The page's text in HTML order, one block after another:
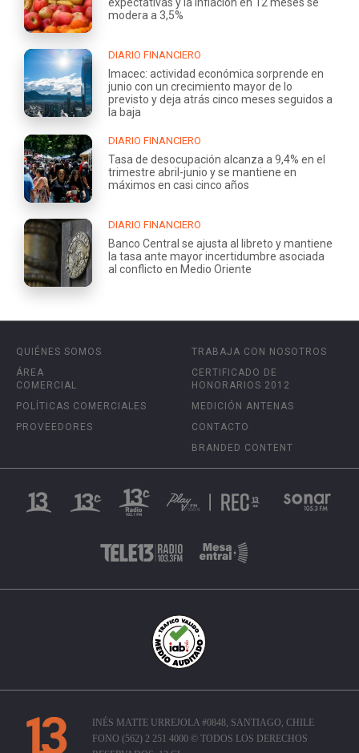
modera a 3,5%
DIARIO FINANCIERO
Imacec: actividad económica sorprende en
junio con un crecimiento mayor de lo
previsto y deja atrás cinco meses seguidos a
la baja
DIARIO FINANCIERO
Tasa de desocupación alcanza a 9,4% en el
trimestre abril-junio y se mantiene en
máximos en casi cinco años
DIARIO FINANCIERO
Banco Central se ajusta al libreto y mantiene
la tasa ante mayor incertidumbre asociada
al conflicto en Medio Oriente
QUIÉNES SOMOS
ÁREA
COMERCIAL
POLÍTICAS COMERCIALES
PROVEEDORES
TRABAJA CON NOSOTROS
CERTIFICADO DE
HONORARIOS 2012
MEDICIÓN ANTENAS
CONTACTO
BRANDED CONTENT
INÉS MATTE URREJOLA #0848, SANTIAGO, CHILE
FONO (562) 2 251 4000 © TODOS LOS DERECHOS